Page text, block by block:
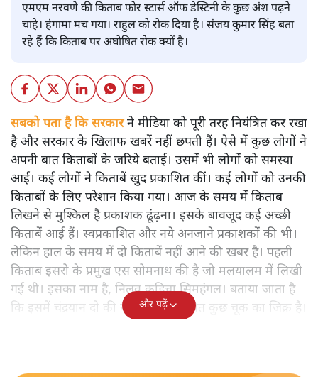
एमएम नरवणे की किताब फोर स्टार्स ऑफ डेस्टिनी के कुछ अंश पढ़ने
चाहे। हंगामा मच गया। राहुल को रोक दिया है। संजय कुमार सिंह बता
रहे हैं कि किताब पर अघोषित रोक क्यों है।
सबको पता है कि सरकारने मीडिया को पूरी तरह नियंत्रित कर रखा
है और सरकार के खिलाफ खबरें नहीं छपती हैं। ऐसे में कुछ लोगों ने
अपनी बात किताबों के जरिये बताई। उसमें भी लोगों को समस्या
आई। कई लोगों ने किताबें खुद प्रकाशित कीं। कई लोगों को उनकी
किताबों के लिए परेशान किया गया। आज के समय में किताब
लिखने से मुश्किल है प्रकाशक ढूंढ़ना। इसके बावजूद कई अच्छी
किताबें आई हैं। स्वप्रकाशित और नये अनजाने प्रकाशकों की भी।
लेकिन हाल के समय में दो किताबें नहीं आने की खबर है। पहली
किताब इसरो के प्रमुख एस सोमनाथ की है जो मलयालम में लिखी
गई थी। इसका नाम है, निलवु कुडिचा सिमहंगल। बताया जाता है
कि इसमें चंद्रयान दो की नाकामी से संबंधित कुछ चूक का जिक्र है।
और पढ़ें